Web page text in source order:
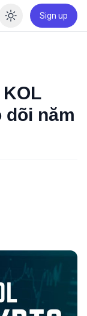
Enable
Sign up
dõi năm